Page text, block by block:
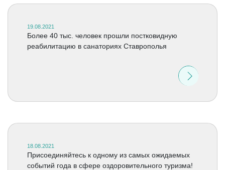
19.08.2021
Более 40 тыс. человек прошли постковидную
реабилитацию в санаториях Ставрополья
18.08.2021
Присоединяйтесь к одному из самых ожидаемых
событий года в сфере оздоровительного туризма!